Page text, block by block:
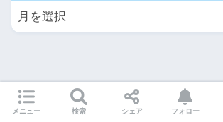
HOME
メニュー 検索 シェア フォロー